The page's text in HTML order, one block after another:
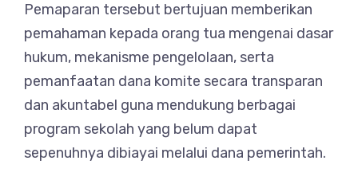
Pemaparan tersebut bertujuan memberikan
pemahaman kepada orang tua mengenai dasar
hukum, mekanisme pengelolaan, serta
pemanfaatan dana komite secara transparan
dan akuntabel guna mendukung berbagai
program sekolah yang belum dapat
sepenuhnya dibiayai melalui dana pemerintah.